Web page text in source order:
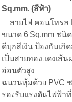
Sq.mm. (สีฟ้า)
สายไฟ คอนโทรล
ขนาด 6 Sq.mm ชนิ
ดีบุกสีเงิน ป้องกันเกิ
เป็นสายทองแดงเส้
อ่อนตัวสูง
ฉนวนหุ้มด้วย PVC
รองรับแรงดันไฟฟ้า